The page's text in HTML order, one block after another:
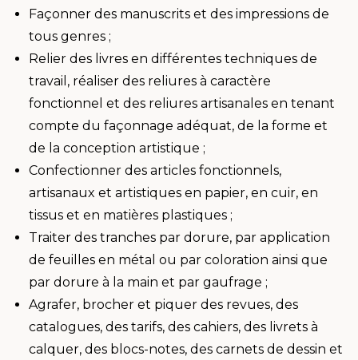
Façonner des manuscrits et des impressions de
tous genres ;
Relier des livres en différentes techniques de
travail, réaliser des reliures à caractère
fonctionnel et des reliures artisanales en tenant
compte du façonnage adéquat, de la forme et
de la conception artistique ;
Confectionner des articles fonctionnels,
artisanaux et artistiques en papier, en cuir, en
tissus et en matières plastiques ;
Traiter des tranches par dorure, par application
de feuilles en métal ou par coloration ainsi que
par dorure à la main et par gaufrage ;
Agrafer, brocher et piquer des revues, des
catalogues, des tarifs, des cahiers, des livrets à
calquer, des blocs-notes, des carnets de dessin et